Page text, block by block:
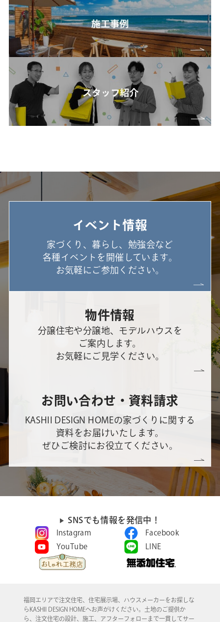
イベント情報
家づくり、暮らし、勉強会など
各種イベントを開催しています。
お気軽にご参加ください。
物件情報
分譲住宅や分譲地、モデルハウスを
ご案内します。
お気軽にご見学ください。
お問い合わせ・資料請求
KASHII DESIGN HOMEの家づくりに関する
資料をお届けいたします。
ぜひご検討にお役立てください。
SNSでも情報を発信中！
Instagram
Facebook
YouTube
LINE
福岡エリアで注文住宅、住宅展示場、ハウスメーカーをお探しな
らKASHII DESIGN HOMEへお声がけください。土地のご提供か
ら、注文住宅の設計、施工、アフターフォローまで一貫してサー